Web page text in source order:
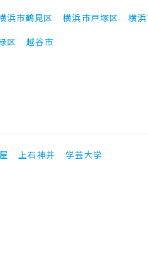
浜市鶴見区 横浜市戸塚区
横
区
越谷市
上石神井
学芸大学